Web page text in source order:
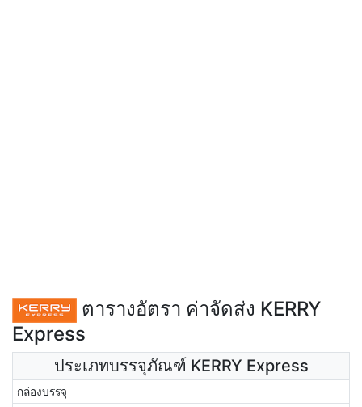
ตารางอัตรา ค่าจัดส่ง KERRY
Express
ประเภทบรรจุภัณฑ์ KERRY Express
กล่องบรรจุ